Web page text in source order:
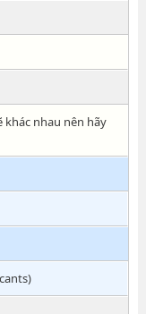
khác nhau nên hãy